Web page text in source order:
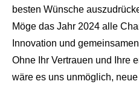
besten Wünsche
Möge das Jahr 2024 alle
Innovation und
Ohne Ihr Vertrauen und Ihre
wäre es uns unmöglich,